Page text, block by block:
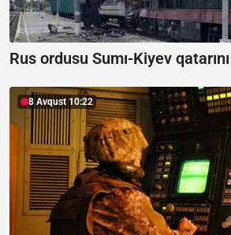
Rus ordusu Sumı-Kiyev
8 Avqust 10:22